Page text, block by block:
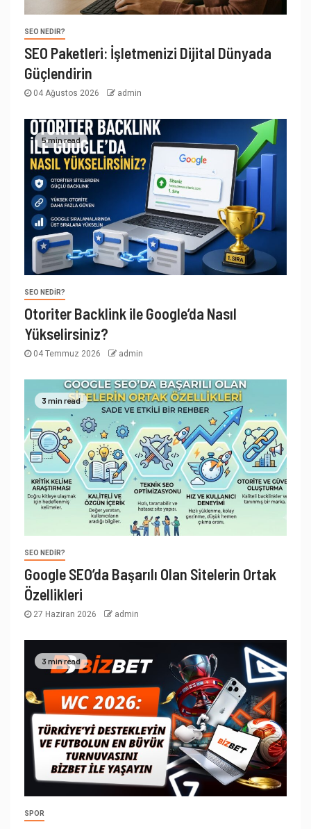
SEO NEDIR?
SEO Paketleri: İşletmenizi Dijital Dünyada
Güçlendirin
04 Ağustos 2026 admin
5 min read
SEO NEDIR?
Otoriter Backlink ile Google’da Nasıl
Yükselirsiniz?
04 Temmuz 2026 admin
3 min read
SEO NEDIR?
Google SEO’da Başarılı Olan Sitelerin Ortak
Özellikleri
27 Haziran 2026 admin
3 min read
SPOR